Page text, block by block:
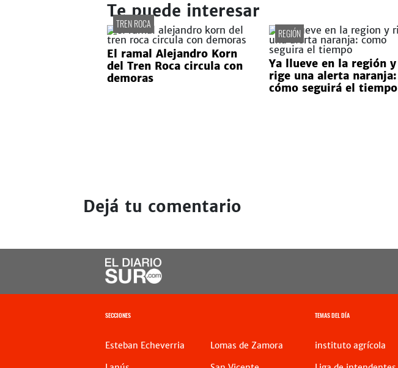
Te puede interesar
TREN ROCA
El ramal Alejandro Korn
del Tren Roca circula con
demoras
REGIÓN
Ya llueve en la región y
rige una alerta naranja:
cómo seguirá el tiempo
Dejá tu comentario
SECCIONES
Esteban Echeverria
Lomas de Zamora
TEMAS DEL DÍA
instituto agrícola